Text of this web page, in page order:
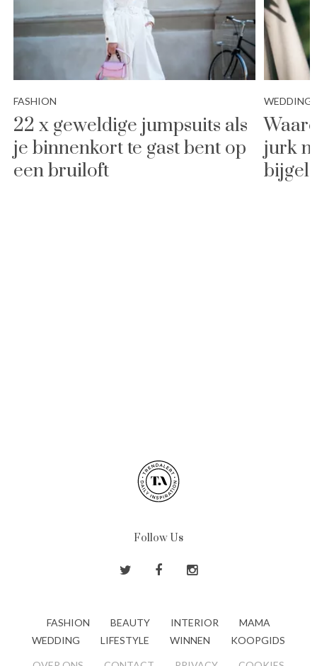
FASHION
22 x geweldige jumpsuits als
je binnenkort te gast bent op
een bruiloft
WEDDING
jurk
Follow Us
FASHION BEAUTY INTERIOR
MAMA
WEDDING
LIFESTYLE WINNEN KOOPGIDS